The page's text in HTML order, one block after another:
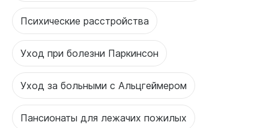
Психические расстройства
Уход при болезни Паркинсон
Уход за больными с Альцгеймером
Пансионаты для лежачих пожилых